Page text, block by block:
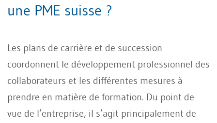
une PME suisse ?
Les plans de carrière et de succession
coordonnent le développement professionnel des
collaborateurs et les différentes mesures à
prendre en matière de formation. Du point de
vue de l’entreprise, il s’agit principalement de